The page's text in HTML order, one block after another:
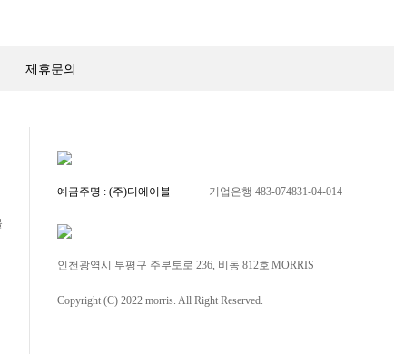
제휴문의
예금주명 : (주)디에이블 기업은행 483-074831-04-014
인천광역시 부평구 주부토로 236, 비동 812호 MORRIS
Copyright (C) 2022 morris. All Right Reserved.